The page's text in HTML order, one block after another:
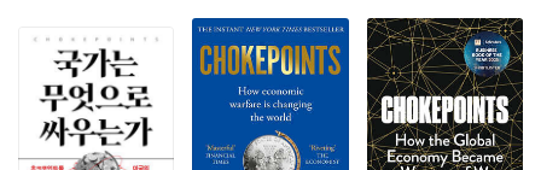
아내와 두 자녀와 함께 살고 있다.